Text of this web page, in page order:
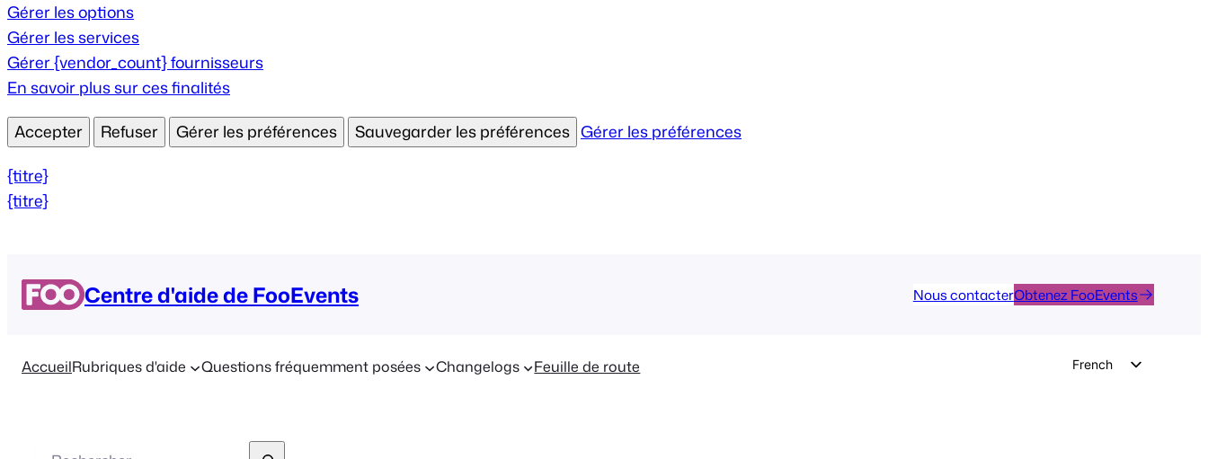
Gérer les options
Gérer les services
Gérer {vendor_count} fournisseurs
En savoir plus sur ces finalités
Accepter
Refuser Gérer les préférences Sauvegarder les préférences Gérer les préférences
{titre}
{titre}
Centre d'aide de FooEvents Nous contacterObtenez FooEvents
AccueilRubriques d'aide Questions fréquemment posées Changelogs Feuille de route
French